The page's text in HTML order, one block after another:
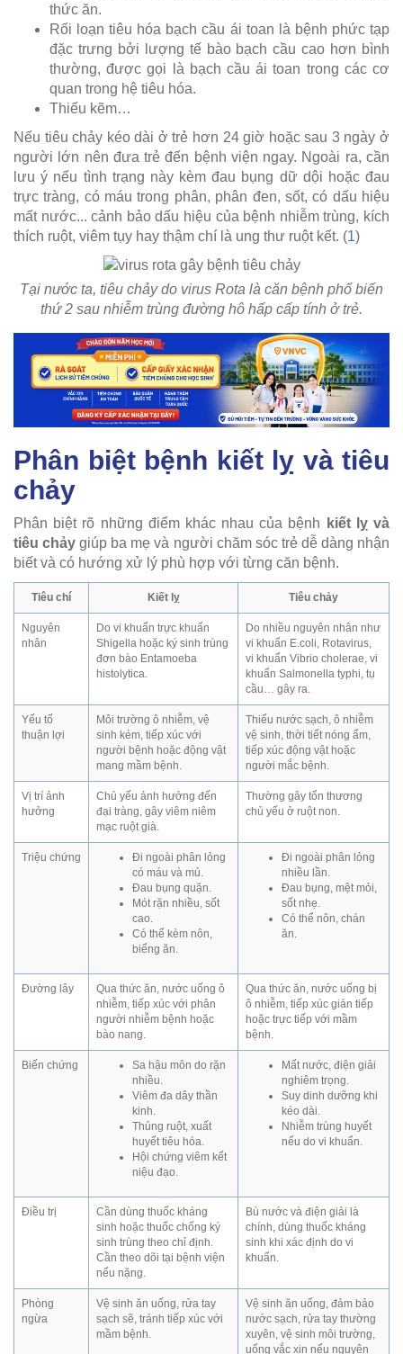
thức ăn.
Rối loạn tiêu hóa bạch cầu ái toan là bệnh phức tạp
đặc trưng bởi lượng tế bào bạch cầu cao hơn bình
thường, được gọi là bạch cầu ái toan trong các cơ
quan trong hệ tiêu hóa.
Thiếu kẽm…
Nếu tiêu chảy kéo dài ở trẻ hơn 24 giờ hoặc sau 3 ngày ở
người lớn nên đưa trẻ đến bệnh viện ngay. Ngoài ra, cần
lưu ý nếu tình trạng này kèm đau bụng dữ dội hoặc đau
trực tràng, có máu trong phân, phân đen, sốt, có dấu hiệu
mất nước... cảnh bảo dấu hiệu của bệnh nhiễm trùng, kích
thích ruột, viêm tụy hay thậm chí là ung thư ruột kết. (1)
Tại nước ta, tiêu chảy do virus Rota là căn bệnh phổ biến
thứ 2 sau nhiễm trùng đường hô hấp cấp tính ở trẻ.
Phân biệt bệnh kiết lỵ và tiêu
chảy
Phân biệt rõ những điểm khác nhau của bệnh
kiết lỵ và
tiêu chảy giúp ba mẹ và người chăm sóc trẻ dễ dàng nhận
biết và có hướng xử lý phù hợp với từng căn bệnh.
Tiêu chí Kiết lỵ Tiêu chảy
Nguyên
nhân
Do vi khuẩn trực khuẩn
Shigella hoặc ký sinh trùng
đơn bào Entamoeba
histolytica.
Do nhiều nguyên nhân như
vi khuẩn E.coli, Rotavirus,
vi khuẩn Vibrio cholerae, vi
khuẩn Salmonella typhi, tụ
cầu… gây ra.
Yếu tố
thuận lợi
Môi trường ô nhiễm, vệ
sinh kém, tiếp xúc với
người bệnh hoặc động vật
mang mầm bệnh.
Thiếu nước sạch, ô nhiễm
vệ sinh, thời tiết nóng ẩm,
tiếp xúc động vật hoặc
người mắc bệnh.
Vị trí ảnh
hưởng
Chủ yếu ảnh hưởng đến
đại tràng, gây viêm niêm
mạc ruột già.
Thường gây tổn thương
chủ yếu ở ruột non.
Triệu chứng
Đi ngoài phân lỏng
có máu và mủ.
Đau bụng quặn.
Mót rặn nhiều, sốt
cao.
Có thể kèm nôn,
biếng ăn.
Đi ngoài phân lỏng
nhiều lần.
Đau bụng, mệt mỏi,
sốt nhẹ.
Có thể nôn, chán
ăn.
Đường lây
Qua thức ăn, nước uống ô
nhiễm, tiếp xúc với phân
người nhiễm bệnh hoặc
bào nang.
Qua thức ăn, nước uống bị
ô nhiễm, tiếp xúc gián tiếp
hoặc trực tiếp với mầm
bệnh.
Biến chứng
Sa hậu môn do rặn
nhiều.
Viêm đa dây thần
kinh.
Thủng ruột, xuất
huyết tiêu hóa.
Hội chứng viêm kết
niệu đạo.
Mất nước, điện giải
nghiêm trọng.
Suy dinh dưỡng khi
kéo dài.
Nhiễm trùng huyết
nếu do vi khuẩn.
Điều trị
Cần dùng thuốc kháng
sinh hoặc thuốc chống ký
sinh trùng theo chỉ định.
Cần theo dõi tại bệnh viện
nếu nặng.
Bù nước và điện giải là
chính, dùng thuốc kháng
sinh khi xác định do vi
khuẩn.
Phòng
ngừa
Vệ sinh ăn uống, rửa tay
sạch sẽ, tránh tiếp xúc với
mầm bệnh.
Vệ sinh ăn uống, đảm bảo
nước sạch, rửa tay thường
xuyên, vệ sinh môi trường,
uống vắc xin nếu nguyên